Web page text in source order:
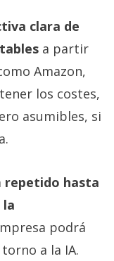
clara de
a partir
Amazon,
los costes,
asumibles, si
repetido hasta
la
podrá
a la IA.